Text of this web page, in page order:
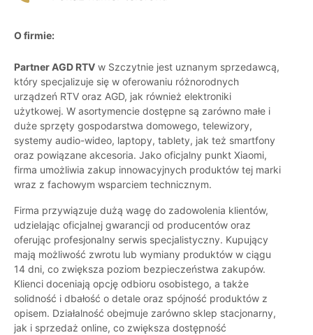
O firmie:
Partner AGD RTV w Szczytnie jest uznanym sprzedawcą,
który specjalizuje się w oferowaniu różnorodnych
urządzeń RTV oraz AGD, jak również elektroniki
użytkowej. W asortymencie dostępne są zarówno małe i
duże sprzęty gospodarstwa domowego, telewizory,
systemy audio-wideo, laptopy, tablety, jak też smartfony
oraz powiązane akcesoria. Jako oficjalny punkt Xiaomi,
firma umożliwia zakup innowacyjnych produktów tej marki
wraz z fachowym wsparciem technicznym.
Firma przywiązuje dużą wagę do zadowolenia klientów,
udzielając oficjalnej gwarancji od producentów oraz
oferując profesjonalny serwis specjalistyczny. Kupujący
mają możliwość zwrotu lub wymiany produktów w ciągu
14 dni, co zwiększa poziom bezpieczeństwa zakupów.
Klienci doceniają opcję odbioru osobistego, a także
solidność i dbałość o detale oraz spójność produktów z
opisem. Działalność obejmuje zarówno sklep stacjonarny,
jak i sprzedaż online, co zwiększa dostępność